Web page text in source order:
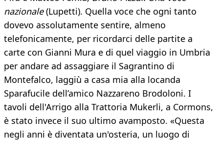
nazionale(Lupetti). Quella voce che ogni tanto
dovevo assolutamente sentire, almeno
telefonicamente, per ricordarci delle partite a
carte con Gianni Mura e di quel viaggio in Umbria
per andare ad assaggiare il Sagrantino di
Montefalco, laggiù a casa mia alla locanda
Sparafucile dell’amico Nazzareno Brodoloni. I
tavoli dell'Arrigo alla Trattoria Mukerli, a Cormons,
è stato invece il suo ultimo avamposto. «Questa
negli anni è diventata un'osteria, un luogo di